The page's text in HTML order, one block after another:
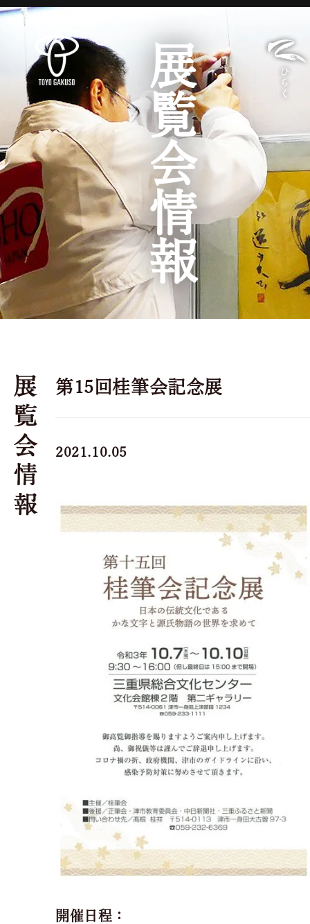
展覧会情報
第15回桂筆会記念展
2021.10.05
開催日程：